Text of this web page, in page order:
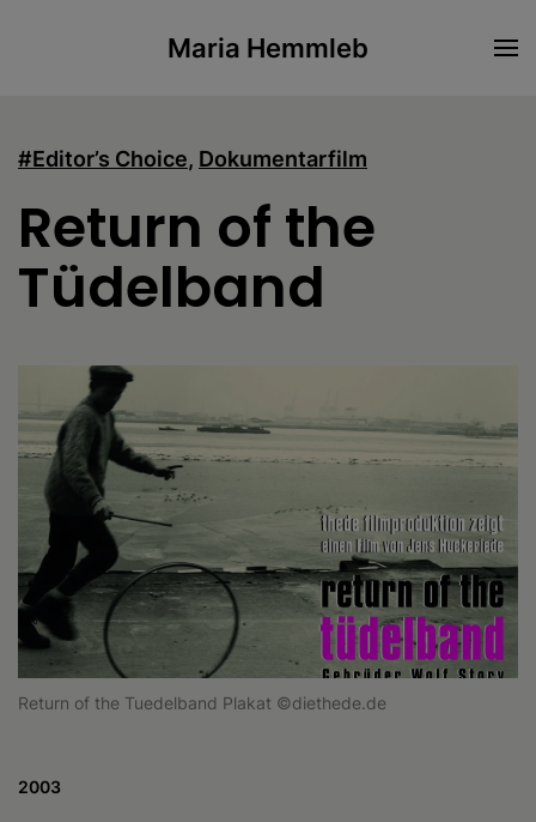
Maria Hemmleb
#Editor’s Choice, Dokumentarfilm
Return of the
Tüdelband
Return of the Tuedelband Plakat ©diethede.de
2003